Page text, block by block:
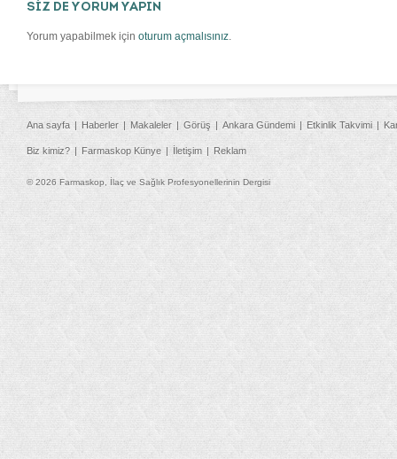
SİZ DE YORUM YAPIN
Yorum yapabilmek için oturum açmalısınız.
Ana sayfa Haberler Makaleler Görüş Ankara Gündemi Etkinlik Takvimi
Biz kimiz? Farmaskop Künye İletişim Reklam
© 2026 Farmaskop, İlaç ve Sağlık Profesyonellerinin Dergisi